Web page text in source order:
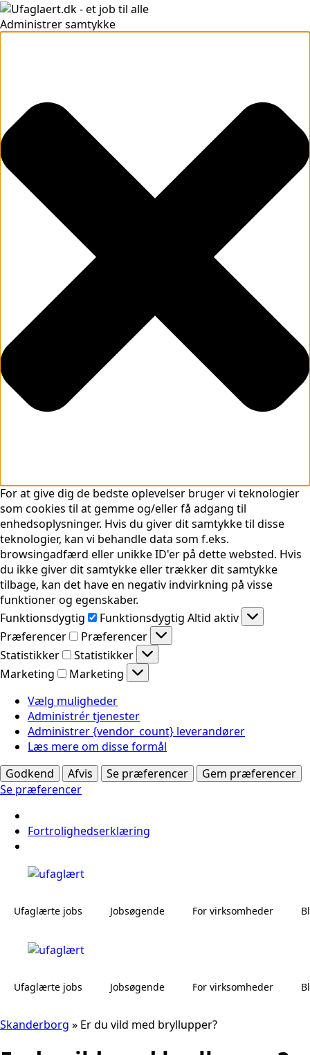
Administrer samtykke
For at give dig de bedste oplevelser bruger vi teknologier
som cookies til at gemme og/eller få adgang til
enhedsoplysninger. Hvis du giver dit samtykke til disse
teknologier, kan vi behandle data som f.eks.
browsingadfærd eller unikke ID'er på dette websted. Hvis
du ikke giver dit samtykke eller trækker dit samtykke
tilbage, kan det have en negativ indvirkning på visse
funktioner og egenskaber.
Funktionsdygtig
Funktionsdygtig Altid aktiv
Præferencer
Præferencer
Statistikker
Statistikker
Marketing
Marketing
Vælg muligheder
Administrér tjenester
Administrer {vendor_count} leverandører
Læs mere om disse formål
Godkend
Afvis Se præferencer
Gem præferencer
Se præferencer
Fortrolighedserklæring
Ufaglærte jobs Jobsøgende For virksomheder
Ufaglærte jobs Jobsøgende For virksomheder
Skanderborg » Er du vild med bryllupper?